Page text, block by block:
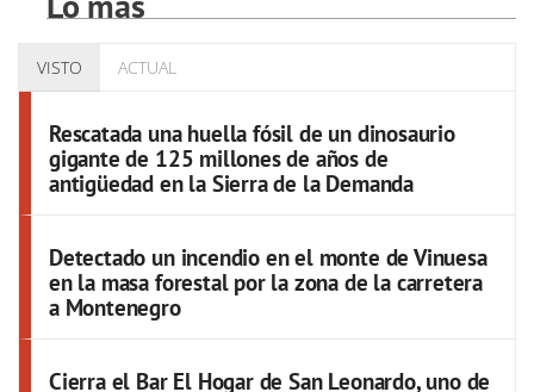
VISTO ACTUAL
Rescatada una huella fósil de un dinosaurio
gigante de 125 millones de años de
antigüedad en la Sierra de la Demanda
Detectado un incendio en el monte de Vinuesa
en la masa forestal por la zona de la carretera
a Montenegro
Cierra el Bar El Hogar de San Leonardo, uno de